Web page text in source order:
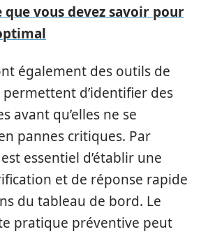
que vous devez savoir pour
également des outils de
d’identifier des
avant qu’elles ne se
pannes critiques. Par
essentiel d’établir une
et de réponse rapide
du tableau de bord. Le
pratique préventive peut